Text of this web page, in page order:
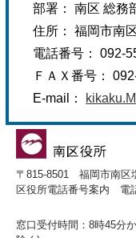
部署： 南区 総務
住所： 福岡市南
電話番号： 092-
ＦＡＸ番号：
E-mail：
〒815-8501 福岡市南区
区役所電話番号案内 電
窓口受付時間：8時45分